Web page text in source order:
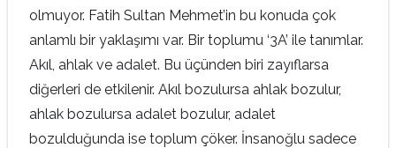
olmuyor. Fatih Sultan Mehmet’in bu konuda çok
anlamlı bir yaklaşımı var. Bir toplumu ‘3A’ ile tanımlar.
Akıl, ahlak ve adalet. Bu üçünden biri zayıflarsa
diğerleri de etkilenir. Akıl bozulursa ahlak bozulur,
ahlak bozulursa adalet bozulur, adalet
bozulduğunda ise toplum çöker. İnsanoğlu sadece